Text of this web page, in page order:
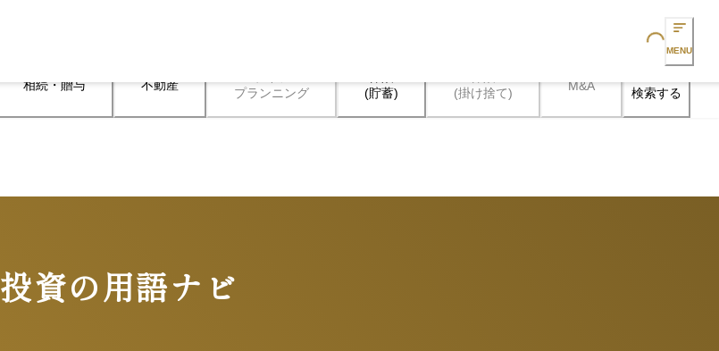
Loading...
MENU
相続・贈与 不動産
プランニング
(貯蓄)
(掛け捨て)
M&A 検索する
投資の用語ナビ